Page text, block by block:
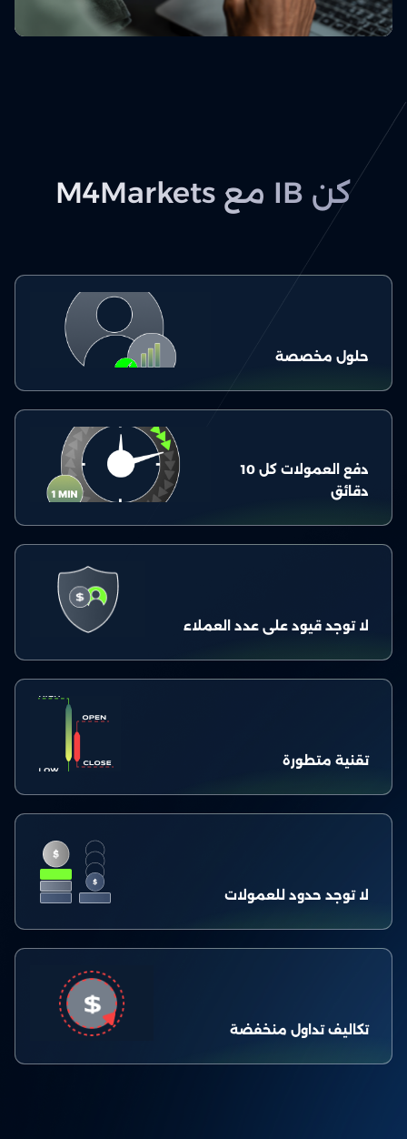
كن IB مع M4Markets
حلول مخصصة
دفع العمولات كل 10
دقائق
لا توجد قيود على عدد العملاء
تقنية متطورة
لا توجد حدود للعمولات
تكاليف تداول منخفضة